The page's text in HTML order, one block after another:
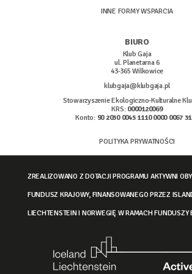
INNE FORMY WSPARCIA
BIURO
Klub Gaja
ul. Planetarna 6
43-365 Wilkowice
klubgaja@klubgaja.pl
Stowarzyszenie Ekologiczno-Kulturalne
KRS: 0000120069
Konto: 90 2030 0045 1110 0000 0067
POLITYKA PRYWATNOŚCI
ZREALIZOWANO Z DOTACJI PROGRAMU AKTYWNI
FUNDUSZ KRAJOWY, FINANSOWANEGO PRZEZ
LIECHTENSTEIN I NORWEGIĘ W RAMACH FUNDUSZY